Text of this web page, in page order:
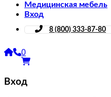
Медицинская мебель
Вход
8 (800) 333-87-80
0
Вход